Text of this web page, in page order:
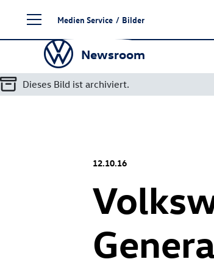
Seiteninhalt
springen
Medien Service / Bilder
Newsroom
Dieses Bild ist archiviert.
12.10.16